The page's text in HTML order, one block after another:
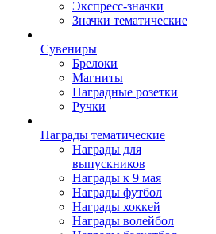
Экспресс-значки
Значки тематические
Сувениры
Брелоки
Магниты
Наградные розетки
Ручки
Награды тематические
Награды для
выпускников
Награды к 9 мая
Награды футбол
Награды хоккей
Награды волейбол